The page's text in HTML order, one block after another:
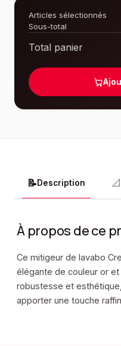
Articles sélectionnés
Sous-total
Total panier
📝Description 📐
À propos de ce
Ce mitigeur de lavabo
élégante de couleur or
robustesse et
apporter une touche